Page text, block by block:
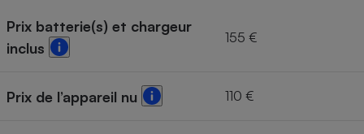
Prix batterie(s) et chargeur
inclus
155 €
Prix de l’appareil nu 110 €